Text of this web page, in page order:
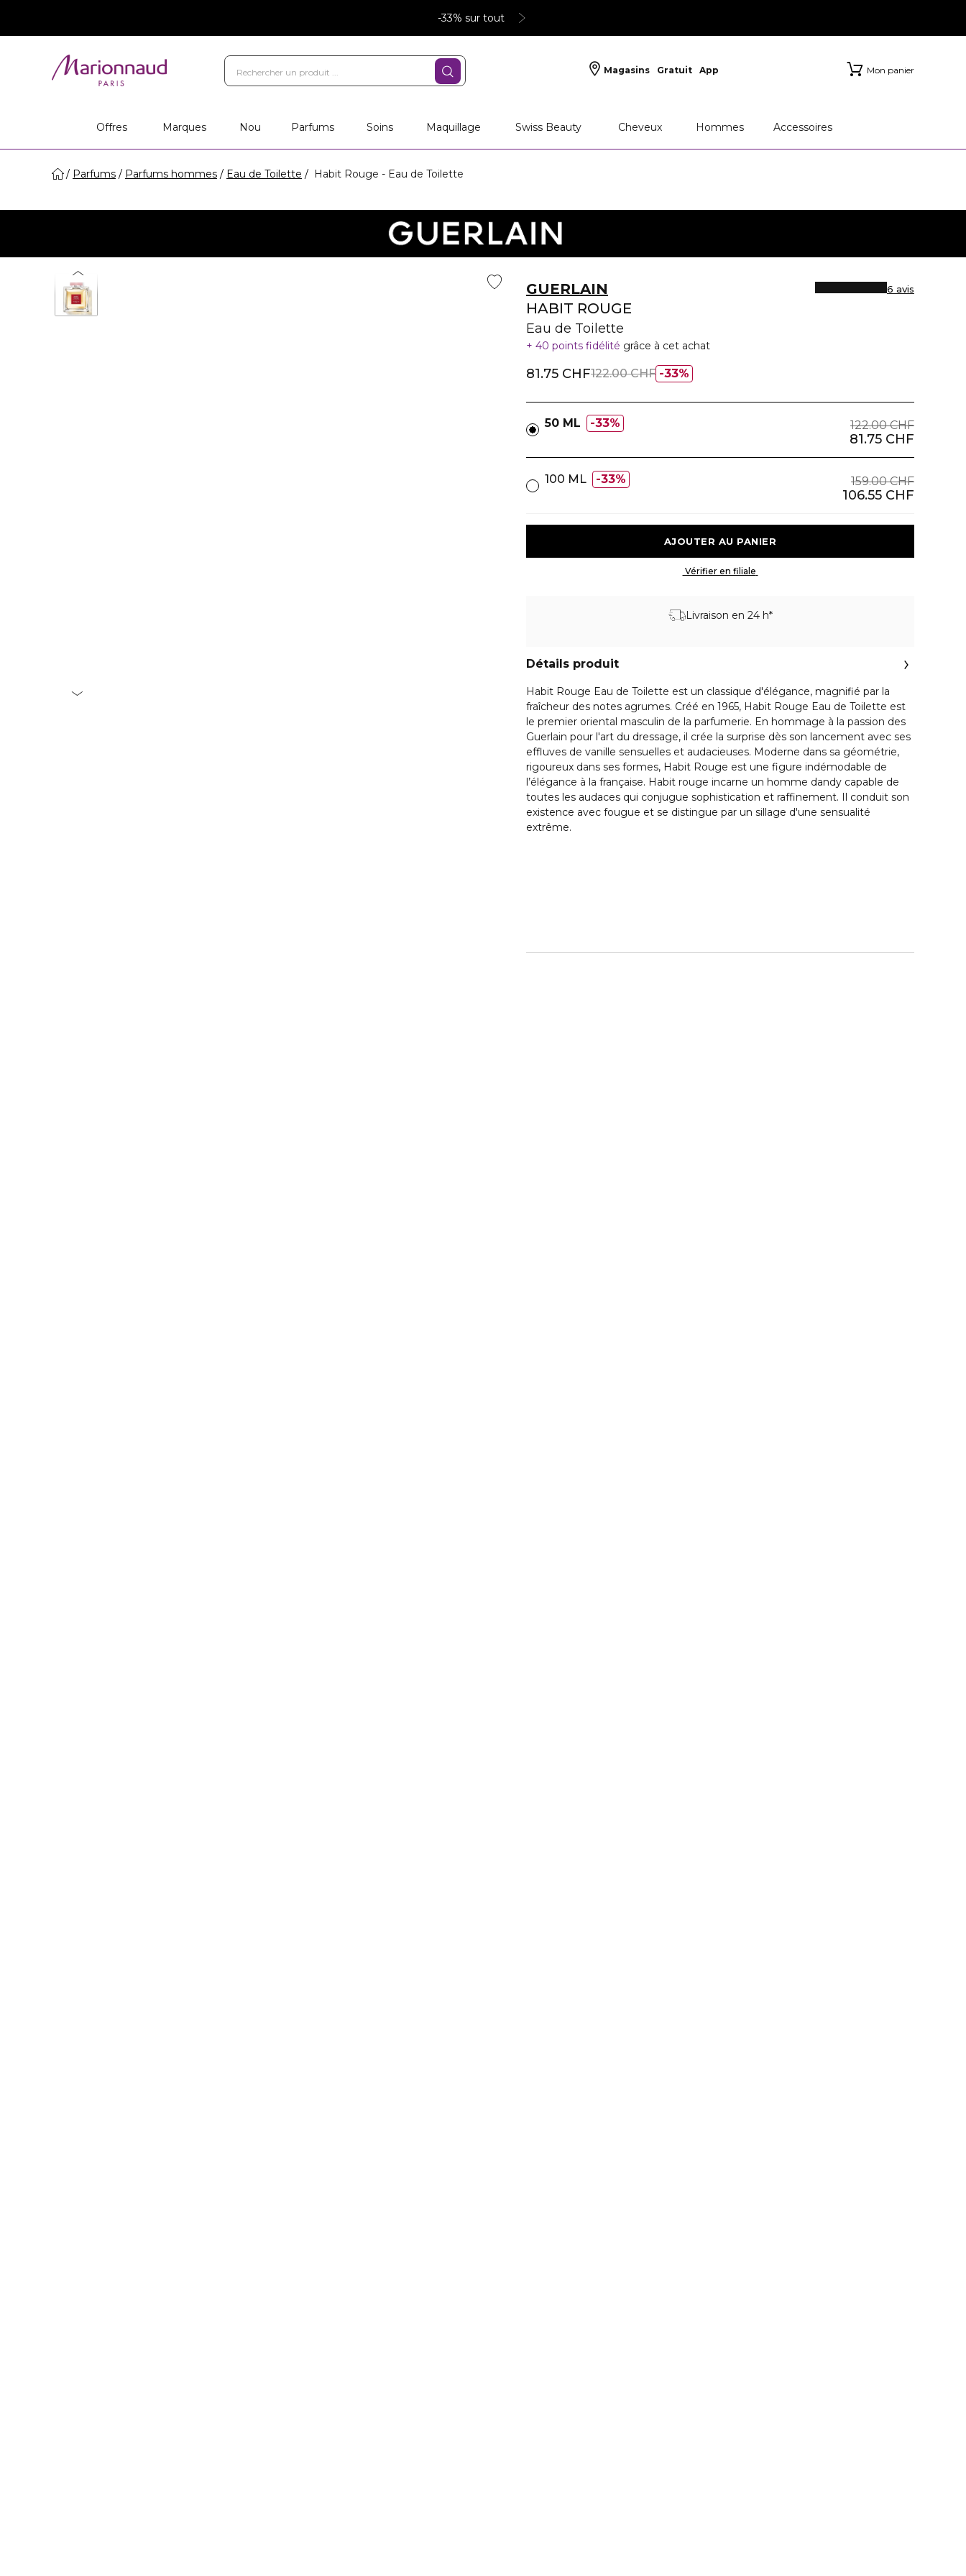
-33% sur tout
Magasins Gratuit App Mon panier
Offres Marques Nou Parfums Soins Maquillage Swiss Beauty Cheveux Hommes Accessoires
Parfums Parfums hommes Eau de Toilette Habit Rouge - Eau de Toilette
GUERLAIN
HABIT ROUGE
Eau de Toilette
6 avis
40 points fidélité grâce à cet achat
33%
81.75 CHF122.00 CHF
50 ML 33% 122.00 CHF
81.75 CHF
100 ML 33% 159.00 CHF
106.55 CHF
Livraison en 24 h*
Détails produit
Habit Rouge Eau de Toilette est un classique d'élégance, magnifié par la
fraîcheur des notes agrumes. Créé en 1965, Habit Rouge Eau de Toilette est
le premier oriental masculin de la parfumerie. En hommage à la passion des
Guerlain pour l'art du dressage, il crée la surprise dès son lancement avec ses
effluves de vanille sensuelles et audacieuses. Moderne dans sa géométrie,
rigoureux dans ses formes, Habit Rouge est une figure indémodable de
l’élégance à la française. Habit rouge incarne un homme dandy capable de
toutes les audaces qui conjugue sophistication et raffinement. Il conduit son
existence avec fougue et se distingue par un sillage d'une sensualité
extrême.